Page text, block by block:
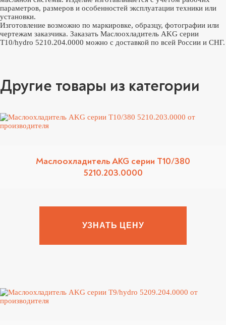
параметров, размеров и особенностей эксплуатации техники или
установки.
Изготовление возможно по маркировке, образцу, фотографии или
чертежам заказчика. Заказать Маслоохладитель AKG серии
T10/hydro 5210.204.0000 можно с доставкой по всей России и СНГ.
Другие товары из категории
Маслоохладитель AKG серии T10/380
5210.203.0000
УЗНАТЬ ЦЕНУ